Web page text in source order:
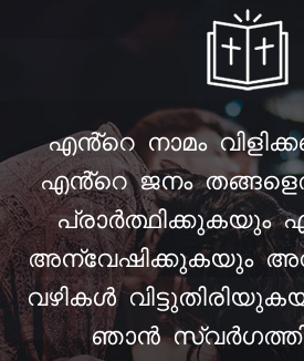
എൻ്റെ നാമം
എൻ്റെ ജനം
പ്രാർത്ഥിക്കുകയും
അന്വേഷിക്കുകയും
വഴികൾ
ഞാൻ